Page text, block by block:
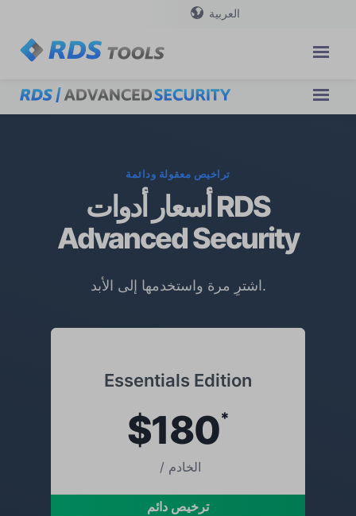
العربية
تراخيص معقولة ودائمة
أسعار أدوات RDS
Advanced Security
اشترِ مرة واستخدمها إلى الأبد.
Essentials Edition
$180*
/ الخادم
ترخيص دائم